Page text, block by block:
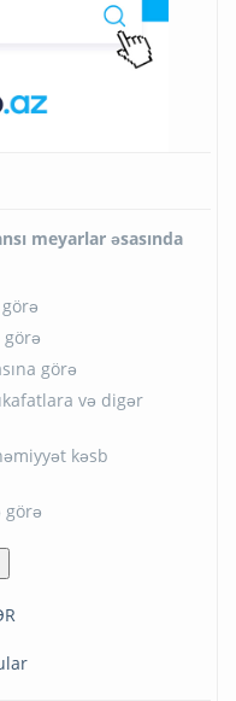
meyarlar əsasında
görə
və digər
kəsb
görə